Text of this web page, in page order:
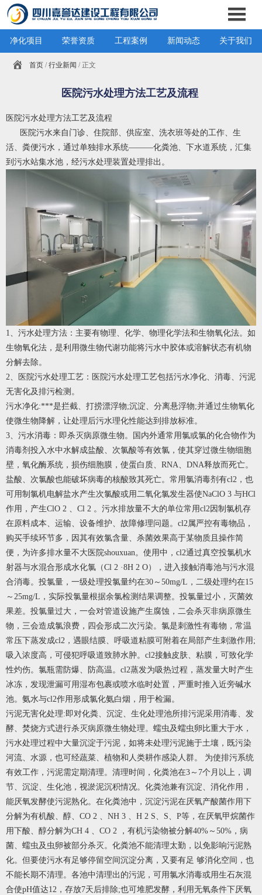
净化项目 荣誉资质 工程案例 新闻动态 关于我们
首页 /行业新闻 / 正文
医院污水处理方法工艺及流程
医院污水处理方法工艺及流程
医院污水来自门诊、住院部、供应室、洗衣班等处的工作、生
活、粪便污水，通过单独排水系统———化粪池、下水道系统，汇集
到污水站集水池，经污水处理装置处理排出。
1、污水处理方法：主要有物理、化学、物理化学法和生物氧化法。如
生物氧化法，是利用微生物代谢功能将污水中胶体或溶解状态有机物
分解去除。
2、医院污水处理工艺：医院污水处理工艺包括污水净化、消毒、污泥
无害化及排污检测。
污水净化:***是拦截、打捞漂浮物;沉淀、分离悬浮物;并通过生物氧化
使微生物降解，让处理后污水理化性能达到排放标准。
3、污水消毒：即杀灭病原微生物。国内外通常用氯或氯的化合物作为
消毒剂投入水中水解成盐酸、次氯酸等有效氯，使其穿过微生物细胞
壁，氧化酶系统，损伤细胞膜，使蛋白质、RNA、DNA释放而死亡。
盐酸、次氯酸也能破坏病毒的核酸致其死亡。常用氯消毒剂有cl2，也
可用制氯机电解盐水产生次氯酸或用二氧化氯发生器使NaClO 3 与HCl
作用，产生ClO 2 、Cl 2 。污水排放量不大的单位常用cl2因制氯机存
在原料成本、运输、设备维护、故障修理问题。cl2属严控有毒物品，
购买手续环节多，因其有效氯含量、杀菌效果高于某物质且操作简
便，为许多排水量不大医院shouxuan。使用中，cl2通过真空投氯机水
射器与水混合形成水化氯（Cl 2 ·8H 2 O），进入接触消毒池与污水混
合消毒。投氯量，一级处理投氯量约在30～50mg/L，二级处理约在15
～25mg/L，实际投氯量根据余氯检测结果调整。投氯量过小，灭菌效
果差。投氯量过大，一会对管道设施产生腐蚀，二会杀灭非病原微生
物，三会造成氯浪费，四会形成二次污染。氯是刺激性有毒物，常温
常压下蒸发成cl2，遇眼结膜、呼吸道粘膜可附着在局部产生刺激作用;
吸入浓度高，可侵犯呼吸道致肺水肿。cl2接触皮肤、粘膜，可致化学
性灼伤。氯瓶需防爆、防高温。cl2蒸发为吸热过程，蒸发量大时产生
冰冻，发现泄漏可用湿布包裹或喷水临时处置，严重时推入近旁碱水
池。氨水与cl2作用形成氯化氨白烟，用于检漏。
污泥无害化处理:即对化粪、沉淀、生化处理池所排污泥采用消毒、发
酵、焚烧方式进行杀灭病原微生物处理。蠕虫及蠕虫卵比重大于水，
污水处理过程中大量沉淀于污泥，如将未处理污泥施于土壤，既污染
河流、水源，也可经蔬菜、植物和人类耕作感染人群。 为使排污系统
有效工作，污泥需定期清理。清理时间，化粪池在3～7个月以上，调
节、沉淀、生化池，视淤泥沉积情况。化粪池兼有沉淀、消化作用，
能厌氧发酵使污泥熟化。在化粪池中，沉淀污泥在厌氧产酸菌作用下
分解为有机酸、醇、CO 2 、NH 3 、H 2 S、S、P等，在厌氧甲烷菌作
用下酸、醇分解为CH 4 、CO 2 ，有机污染物被分解40%～50%，病
菌、蠕虫及虫卵被部分杀灭。化粪池不能清理太勤，以免影响污泥熟
化。但要使污水有足够停留空间沉淀分离，又要有足 够消化空间，也
不能长期不清理。各池中清理出的污泥，可用氯水消毒或用生石灰混
合使pH值达12，存放7天后排除;也可堆肥发酵，利用无氧条件下厌氧